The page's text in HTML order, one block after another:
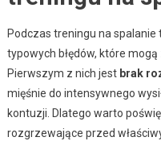
Podczas treningu na
typowych błędów, które
Pierwszym z nich jest brak
mięśnie do intensywnego
kontuzji. Dlatego warto
rozgrzewające przed